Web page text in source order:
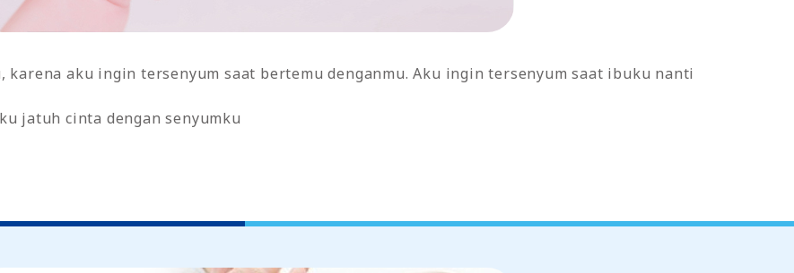
karena aku ingin tersenyum saat bertemu denganmu. Aku ingin tersenyum saat ibuku nanti
jatuh cinta dengan senyumku